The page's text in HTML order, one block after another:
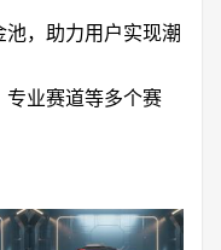
，助力用户实现潮
专业赛道等多个赛